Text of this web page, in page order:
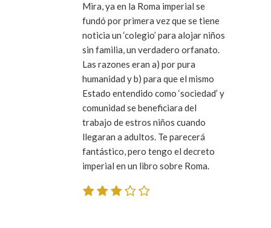
Mira, ya en la Roma imperial se
fundó por primera vez que se tiene
noticia un ‘colegio’ para alojar niños
sin familia, un verdadero orfanato.
Las razones eran a) por pura
humanidad y b) para que el mismo
Estado entendido como ‘sociedad’ y
comunidad se beneficiara del
trabajo de estros niños cuando
llegaran a adultos. Te parecerá
fantástico, pero tengo el decreto
imperial en un libro sobre Roma.